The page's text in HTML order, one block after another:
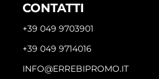
CONTATTI
+39 049 9703901
+39 049 9714016
INFO@ERREBIPROMO.IT